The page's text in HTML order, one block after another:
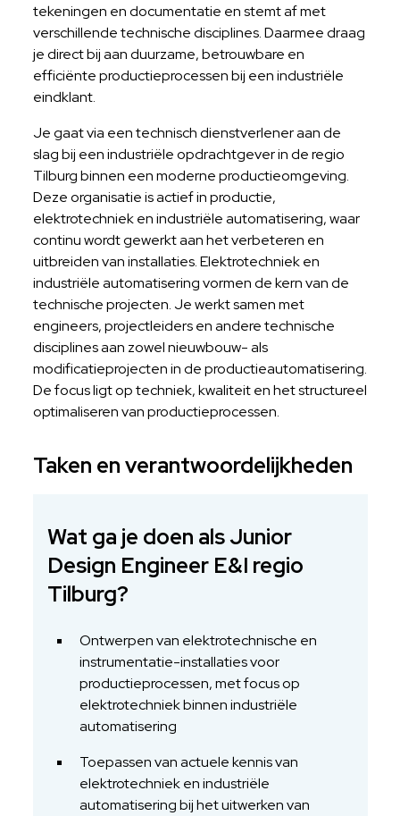
tekeningen en documentatie en stemt af met
verschillende technische disciplines. Daarmee draag
je direct bij aan duurzame, betrouwbare en
efficiënte productieprocessen bij een industriële
eindklant.
Je gaat via een technisch dienstverlener aan de
slag bij een industriële opdrachtgever in de regio
Tilburg binnen een moderne productieomgeving.
Deze organisatie is actief in productie,
elektrotechniek en industriële automatisering, waar
continu wordt gewerkt aan het verbeteren en
uitbreiden van installaties. Elektrotechniek en
industriële automatisering vormen de kern van de
technische projecten. Je werkt samen met
engineers, projectleiders en andere technische
disciplines aan zowel nieuwbouw- als
modificatieprojecten in de productieautomatisering.
De focus ligt op techniek, kwaliteit en het structureel
optimaliseren van productieprocessen.
Taken en verantwoordelijkheden
Wat ga je doen als Junior
Design Engineer E&I regio
Tilburg?
Ontwerpen van elektrotechnische en
instrumentatie-installaties voor
productieprocessen, met focus op
elektrotechniek binnen industriële
automatisering
Toepassen van actuele kennis van
elektrotechniek en industriële
automatisering bij het uitwerken van